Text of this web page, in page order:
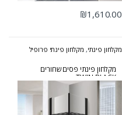
₪1,610.00
מקלחון פינתי, מקלחון פינתי פרופיל
שחור - פסים, שקוף, קוביות
מקלחון פינתי פסים שחורים
TWIN BLACK